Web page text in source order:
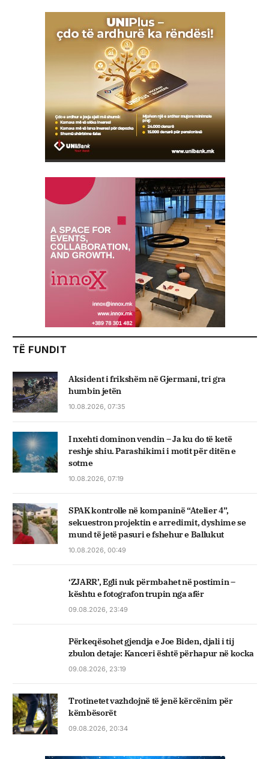
TË FUNDIT
Aksident i frikshëm në Gjermani, tri gra
humbin jetën
10.08.2026, 07:35
I nxehti dominon vendin – Ja ku do të ketë
reshje shiu. Parashikimi i motit për ditën e
sotme
10.08.2026, 07:19
SPAK kontrolle në kompaninë “Atelier 4”,
sekuestron projektin e arredimit, dyshime se
mund të jetë pasuri e fshehur e Ballukut
10.08.2026, 00:49
‘ZJARR’, Egli nuk përmbahet në postimin –
kështu e fotografon trupin nga afër
09.08.2026, 23:49
Përkeqësohet gjendja e Joe Biden, djali i tij
zbulon detaje: Kanceri është përhapur në kocka
09.08.2026, 23:19
Trotinetet vazhdojnë të jenë kërcënim për
këmbësorët
09.08.2026, 20:34